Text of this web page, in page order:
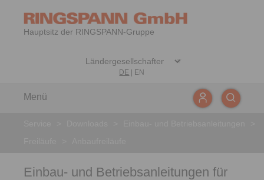
Hauptsitz der RINGSPANN-Gruppe
DE EN
Menü
Einbau- und Betriebsanleitungen für